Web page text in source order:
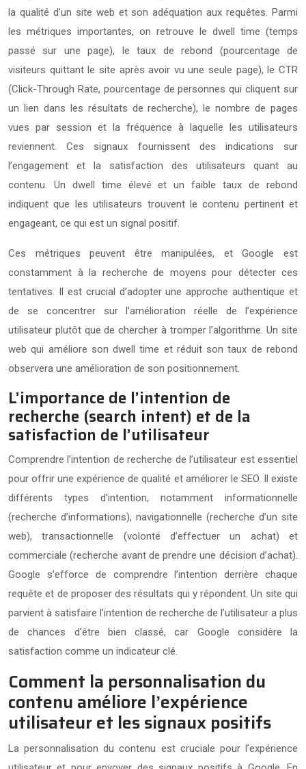
la qualité d’un site web et son adéquation aux requêtes. Parmi
les métriques importantes, on retrouve le dwell time (temps
passé sur une page), le taux de rebond (pourcentage de
visiteurs quittant le site après avoir vu une seule page), le CTR
(Click-Through Rate, pourcentage de personnes qui cliquent sur
un lien dans les résultats de recherche), le nombre de pages
vues par session et la fréquence à laquelle les utilisateurs
reviennent. Ces signaux fournissent des indications sur
l’engagement et la satisfaction des utilisateurs quant au
contenu. Un dwell time élevé et un faible taux de rebond
indiquent que les utilisateurs trouvent le contenu pertinent et
engageant, ce qui est un signal positif.
Ces métriques peuvent être manipulées, et Google est
constamment à la recherche de moyens pour détecter ces
tentatives. Il est crucial d’adopter une approche authentique et
de se concentrer sur l’amélioration réelle de l’expérience
utilisateur plutôt que de chercher à tromper l’algorithme. Un site
web qui améliore son dwell time et réduit son taux de rebond
observera une amélioration de son positionnement.
L’importance de l’intention de
recherche (search intent) et de la
satisfaction de l’utilisateur
Comprendre l’intention de recherche de l’utilisateur est essentiel
pour offrir une expérience de qualité et améliorer le SEO. Il existe
différents types d’intention, notamment informationnelle
(recherche d’informations), navigationnelle (recherche d’un site
web), transactionnelle (volonté d’effectuer un achat) et
commerciale (recherche avant de prendre une décision d’achat).
Google s’efforce de comprendre l’intention derrière chaque
requête et de proposer des résultats qui y répondent. Un site qui
parvient à satisfaire l’intention de recherche de l’utilisateur a plus
de chances d’être bien classé, car Google considère la
satisfaction comme un indicateur clé.
Comment la personnalisation du
contenu améliore l’expérience
utilisateur et les signaux positifs
La personnalisation du contenu est cruciale pour l’expérience